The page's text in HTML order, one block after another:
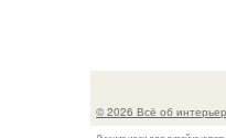
© 2026 Всё об